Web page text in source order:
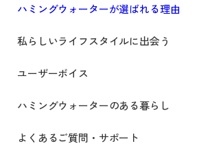
ハミングウォーターが選ばれる理由
私らしいライフスタイルに出会う
ユーザーボイス
ハミングウォーターのある暮らし
よくあるご質問・サポート